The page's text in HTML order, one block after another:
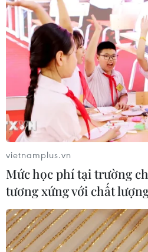
vietnamplus.vn
Mức học phí tại trường
tương xứng với chất